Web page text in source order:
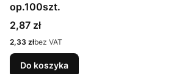
op.100szt.
Cena
2,87 zł
Cena
2,33 złbez VAT
Do koszyka